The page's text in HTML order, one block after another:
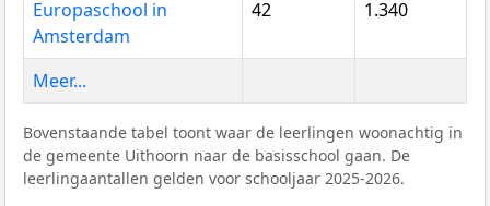
Europaschool in
Amsterdam
42 1.340
Meer...
Bovenstaande tabel toont waar de leerlingen woonachtig in
de gemeente Uithoorn naar de basisschool gaan. De
leerlingaantallen gelden voor schooljaar 2025-2026.